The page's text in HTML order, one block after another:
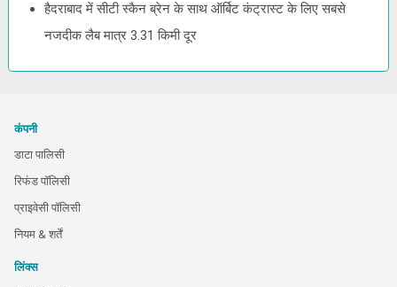
हैदराबाद में सीटी स्कैन ब्रेन के साथ ऑर्बिट कंट्रास्ट के लिए सबसे
नजदीक लैब मात्र 3.31 किमी दूर
कंपनी
डाटा पालिसी
रिफंड पॉलिसी
प्राइवेसी पॉलिसी
नियम & शर्तें
लिंक्स